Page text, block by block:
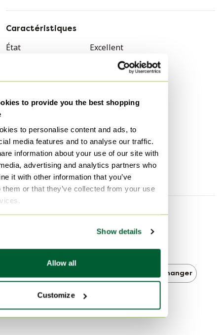
to provide you the best shopping
to personalise content and ads, to
media features and to analyse our traffic.
information about your use of our site with
advertising and analytics partners who
it with other information that you’ve
them or that they’ve collected from your use
Show details
Allow all
Customize
Caractéristiques
État
Excellent
Beige, Crème
Matériau
Bois, Métal
1er propriétaire
Oui
Hauteur
75 cm
Largeur
65 cm
Profondeur
65 cm
Découvrir plus
Andersen Furniture Tables de salle à manger
Tables de salle à manger